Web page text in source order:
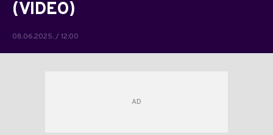
(VIDEO)
08.06.2025. / 12:00